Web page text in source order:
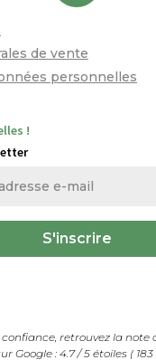
de vente
personnelles
!
retrouvez la note
Google : 4.7/5 étoiles ( 183